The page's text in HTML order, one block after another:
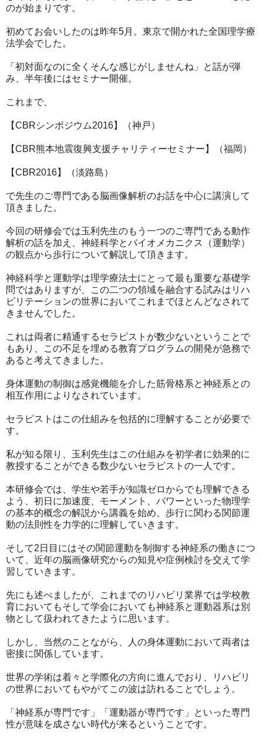
のが始まりです。
初めてお会いしたのは昨年5月。東京で開かれた全国理学療
法学会でした。
「初対面なのに全くそんな感じがしませんね」と話が弾
み、半年後にはセミナー開催。
これまで、
【CBRシンポジウム2016】（神戸）
【CBR熊本地震復興支援チャリティーセミナー】（福岡）
【CBR2016】（淡路島）
で先生のご専門である脳画像解析のお話を中心に講演して
頂きました。
今回の研修会では玉利先生のもう一つのご専門である動作
解析の話を加え、神経科学とバイオメカニクス（運動学）
の観点から歩行について解説して頂きます。
神経科学と運動学は理学療法士にとって最も重要な基礎学
問ではありますが、この二つの領域を融合する試みはリハ
ビリテーションの世界においてこれまでほとんどなされて
きませんでした。
これは両者に精通するセラピストが数少ないということで
もあり、この不足を埋める教育プログラムの開発が急務で
あると考えてきました。
身体運動の制御は感覚機能を介した筋骨格系と神経系との
相互作用によりなされています。
セラピストはこの仕組みを包括的に理解することが必要で
す。
私が知る限り、玉利先生はこの仕組みを初学者に効果的に
教授することができる数少ないセラピストの一人です。
本研修会では、学生や若手が知識ゼロからでも理解できる
よう、初日に加速度、モーメント、パワーといった物理学
の基本的概念の解説から講義を始め、歩行に関わる関節運
動の法則性を力学的に理解していきます。
そして2日目にはその関節運動を制御する神経系の働きにつ
いて、近年の脳画像研究からの知見や症例検討を交えて学
習していきます。
先にも述べましたが、これまでのリハビリ業界では学校教
育においてもそして学会においても神経系と運動器系は別
物として扱われてきたように思います。
しかし、当然のことながら、人の身体運動において両者は
密接に関係しています。
世界の学術は着々と学際化の方向に進んでおり、リハビリ
の世界においてもやがてこの波は訪れることでしょう。
「神経系が専門です」「運動器が専門です」といった専門
性が意味を成さない時代が来るということです。